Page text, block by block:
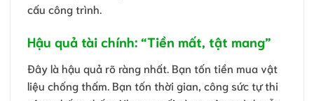
cấu công trình.
Hậu quả tài chính: “Tiền mất, tật mang”
Đây là hậu quả rõ ràng nhất. Bạn tốn tiền mua vật
liệu chống thấm. Bạn tốn thời gian, công sức tự thi